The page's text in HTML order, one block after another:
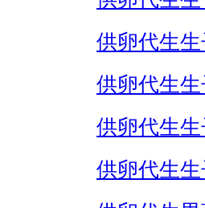
供卵代生
供卵代生
供卵代生
供卵代生生